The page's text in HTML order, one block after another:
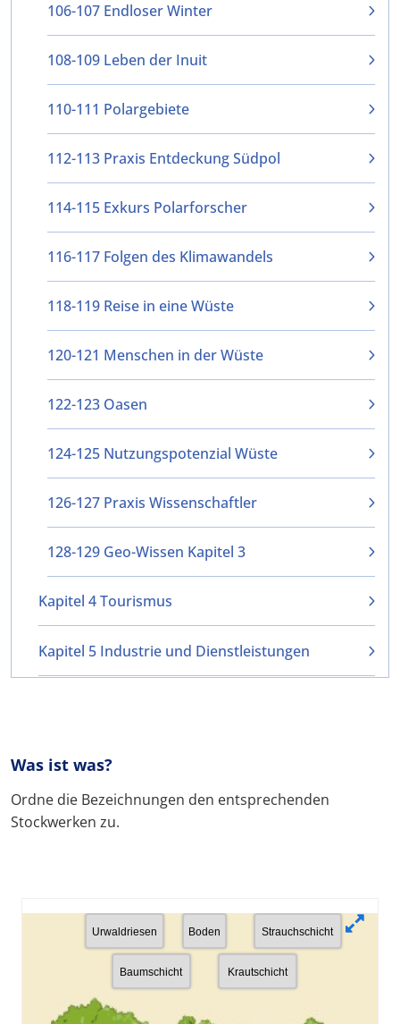
106-107 Endloser Winter
108-109 Leben der Inuit
110-111 Polargebiete
112-113 Praxis Entdeckung Südpol
114-115 Exkurs Polarforscher
116-117 Folgen des Klimawandels
118-119 Reise in eine Wüste
120-121 Menschen in der Wüste
122-123 Oasen
124-125 Nutzungspotenzial Wüste
126-127 Praxis Wissenschaftler
128-129 Geo-Wissen Kapitel 3
Kapitel 4 Tourismus
Kapitel 5 Industrie und Dienstleistungen
Was ist was?
Ordne die Bezeichnungen den entsprechenden
Stockwerken zu.